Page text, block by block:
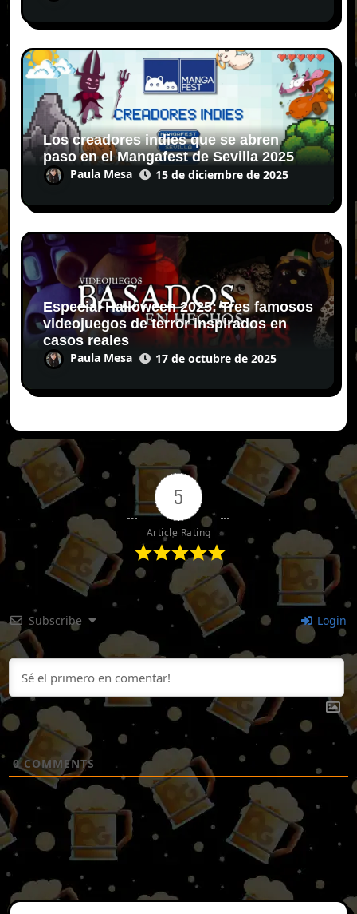
Los creadores indies que se abren
paso en el Mangafest de Sevilla 2025
Paula Mesa 15 de diciembre de 2025
Especial Halloween 2025: Tres famosos
videojuegos de terror inspirados en
casos reales
Paula Mesa 17 de octubre de 2025
5
Article Rating
Subscribe Login
0COMMENTS